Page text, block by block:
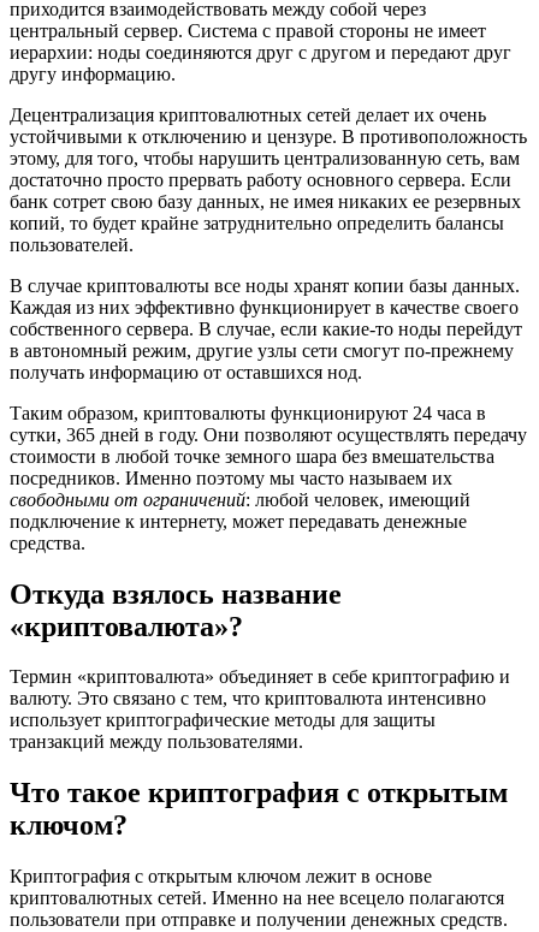
приходится взаимодействовать между собой через
центральный сервер. Система с правой стороны не имеет
иерархии: ноды соединяются друг с другом и передают друг
другу информацию.
Децентрализация криптовалютных сетей делает их очень
устойчивыми к отключению и цензуре. В противоположность
этому, для того, чтобы нарушить централизованную сеть, вам
достаточно просто прервать работу основного сервера. Если
банк сотрет свою базу данных, не имея никаких ее резервных
копий, то будет крайне затруднительно определить балансы
пользователей.
В случае криптовалюты все ноды хранят копии базы данных.
Каждая из них эффективно функционирует в качестве своего
собственного сервера. В случае, если какие-то ноды перейдут
в автономный режим, другие узлы сети смогут по-прежнему
получать информацию от оставшихся нод.
Таким образом, криптовалюты функционируют 24 часа в
сутки, 365 дней в году. Они позволяют осуществлять передачу
стоимости в любой точке земного шара без вмешательства
посредников. Именно поэтому мы часто называем их
свободными от ограничений: любой человек, имеющий
подключение к интернету, может передавать денежные
средства.
Откуда взялось название
«криптовалюта»?
Термин «криптовалюта» объединяет в себе криптографию и
валюту. Это связано с тем, что криптовалюта интенсивно
использует криптографические методы для защиты
транзакций между пользователями.
Что такое криптография с открытым
ключом?
Криптография с открытым ключом лежит в основе
криптовалютных сетей. Именно на нее всецело полагаются
пользователи при отправке и получении денежных средств.